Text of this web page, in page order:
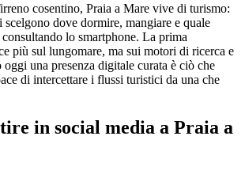
cosentino, Praia a Mare vive di turismo:
scelgono dove dormire, mangiare e quale
lo smartphone. La prima
più sul lungomare, ma sui motori di ricerca e
oggi una presenza digitale curata è ciò che
di intercettare i flussi turistici da una che
in social media a Praia a